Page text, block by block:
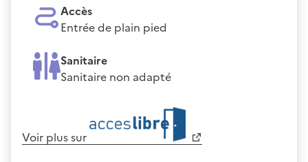
Accès
Entrée de plain pied
Sanitaire
Sanitaire non adapté
Voir plus sur